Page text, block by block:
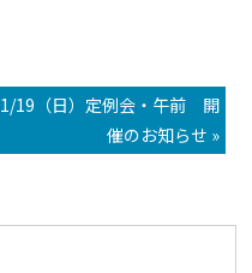
1/19（日）定例会・午前 開
催のお知らせ »